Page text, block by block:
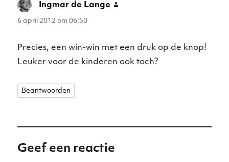
Ingmar de Lange
6 april 2012 om 06:50
Precies, een win-win met een druk op de knop!
Leuker voor de kinderen ook toch?
Beantwoorden
Geef een reactie